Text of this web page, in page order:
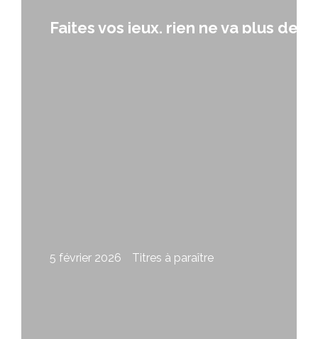
Faites vos jeux, rien ne va plus de
5 février 2026 Titres à paraître